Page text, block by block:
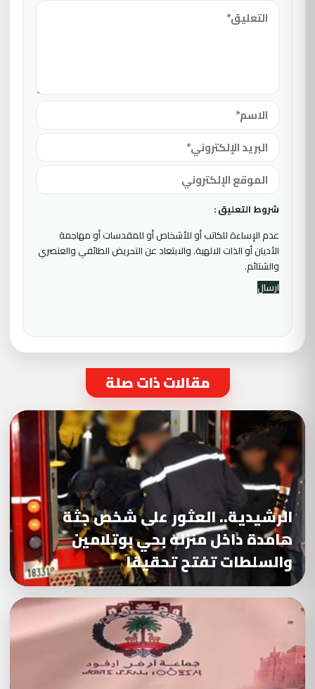
شروط التعليق :
عدم الإساءة للكاتب أو للأشخاص أو للمقدسات أو مهاجمة
الأديان أو الذات الالهية. والابتعاد عن التحريض الطائفي والعنصري
والشتائم.
مقالات ذات صلة
الرشيدية.. العثور على شخص جثة
هامدة داخل منزله بحي بوتلامين
والسلطات تفتح تحقيقا